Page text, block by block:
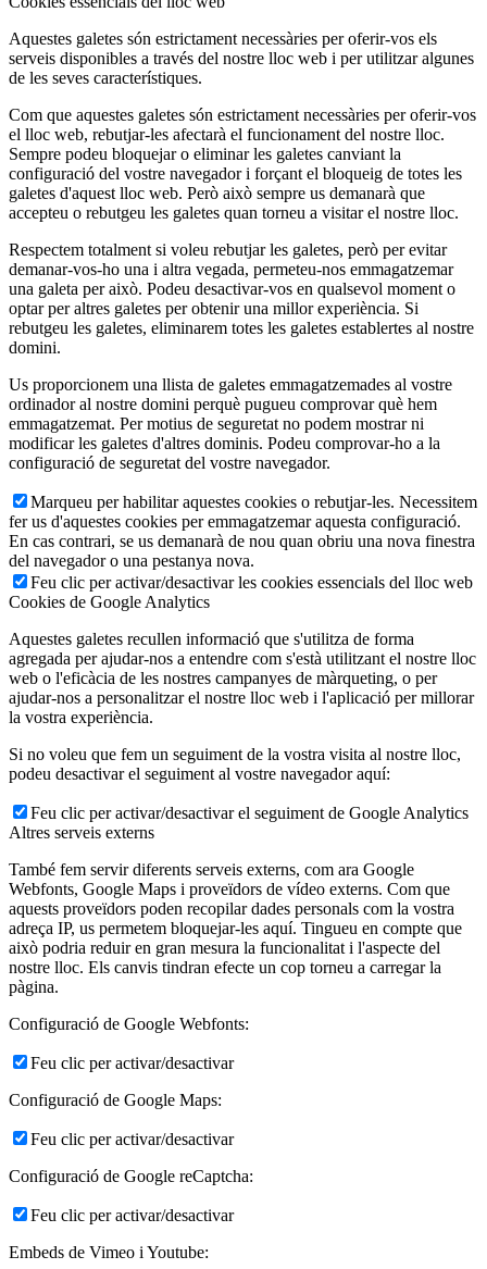
Aquestes galetes són estrictament necessàries per oferir-vos els
serveis disponibles a través del nostre lloc web i per utilitzar algunes
de les seves característiques.
Com que aquestes galetes són estrictament necessàries per oferir-vos
el lloc web, rebutjar-les afectarà el funcionament del nostre lloc.
Sempre podeu bloquejar o eliminar les galetes canviant la
configuració del vostre navegador i forçant el bloqueig de totes les
galetes d'aquest lloc web. Però això sempre us demanarà que
accepteu o rebutgeu les galetes quan torneu a visitar el nostre lloc.
Respectem totalment si voleu rebutjar les galetes, però per evitar
demanar-vos-ho una i altra vegada, permeteu-nos emmagatzemar
una galeta per això. Podeu desactivar-vos en qualsevol moment o
optar per altres galetes per obtenir una millor experiència. Si
rebutgeu les galetes, eliminarem totes les galetes establertes al nostre
domini.
Us proporcionem una llista de galetes emmagatzemades al vostre
ordinador al nostre domini perquè pugueu comprovar què hem
emmagatzemat. Per motius de seguretat no podem mostrar ni
modificar les galetes d'altres dominis. Podeu comprovar-ho a la
configuració de seguretat del vostre navegador.
Marqueu per habilitar aquestes cookies o rebutjar-les. Necessitem
fer us d'aquestes cookies per emmagatzemar aquesta configuració.
En cas contrari, se us demanarà de nou quan obriu una nova finestra
del navegador o una pestanya nova.
Feu clic per activar/desactivar les cookies essencials del lloc web
Cookies de Google Analytics
Aquestes galetes recullen informació que s'utilitza de forma
agregada per ajudar-nos a entendre com s'està utilitzant el nostre lloc
web o l'eficàcia de les nostres campanyes de màrqueting, o per
ajudar-nos a personalitzar el nostre lloc web i l'aplicació per millorar
la vostra experiència.
Si no voleu que fem un seguiment de la vostra visita al nostre lloc,
podeu desactivar el seguiment al vostre navegador aquí:
Feu clic per activar/desactivar el seguiment de Google Analytics
Altres serveis externs
També fem servir diferents serveis externs, com ara Google
Webfonts, Google Maps i proveïdors de vídeo externs. Com que
aquests proveïdors poden recopilar dades personals com la vostra
adreça IP, us permetem bloquejar-les aquí. Tingueu en compte que
això podria reduir en gran mesura la funcionalitat i l'aspecte del
nostre lloc. Els canvis tindran efecte un cop torneu a carregar la
pàgina.
Configuració de Google Webfonts:
Feu clic per activar/desactivar
Configuració de Google Maps:
Feu clic per activar/desactivar
Configuració de Google reCaptcha:
Feu clic per activar/desactivar
Embeds de Vimeo i Youtube: